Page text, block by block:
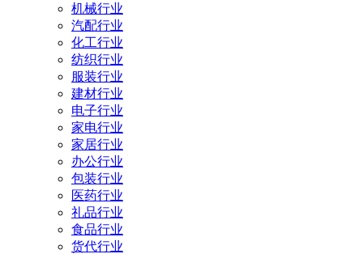
机械行业
汽配行业
化工行业
纺织行业
服装行业
建材行业
电子行业
家电行业
家居行业
办公行业
包装行业
医药行业
礼品行业
食品行业
货代行业